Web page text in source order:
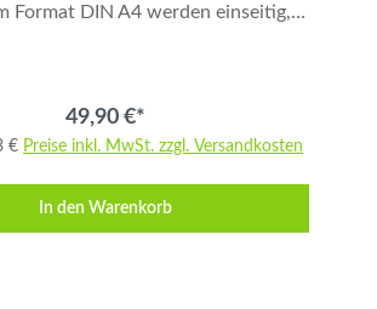
Format DIN A4 werden einseitig,
Promotionen oder Beilagen. Das
Papier garantiert brillante Farben,
scharfe Details und eine stabile
für mittlere Auflagen wie 250
49,90 €*
€ Preise inkl. MwSt. zzgl. Versandkosten
In den Warenkorb